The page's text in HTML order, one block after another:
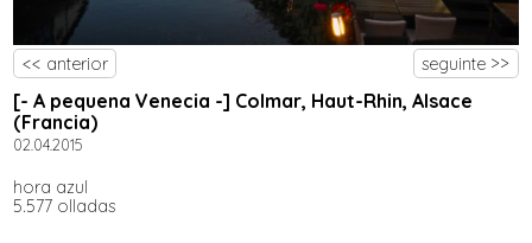
<< anterior seguinte >>
[- A pequena Venecia -] Colmar, Haut-Rhin, Alsace
(Francia)
02.04.2015
hora azul
5.577 olladas